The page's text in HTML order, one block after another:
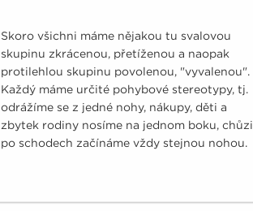
Skoro všichni máme nějakou tu svalovou
skupinu zkrácenou, přetíženou a naopak
protilehlou skupinu povolenou, "vyvalenou".
Každý máme určité pohybové stereotypy, tj.
odrážíme se z jedné nohy, nákupy, děti a
zbytek rodiny nosíme na jednom boku, chůzi
po schodech začínáme vždy stejnou nohou.